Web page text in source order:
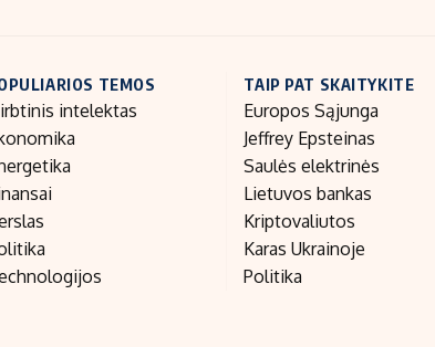
TEMOS
intelektas
TAIP PAT SKAITYKITE
Europos Sąjunga
Jeffrey Epsteinas
Saulės elektrinės
Lietuvos bankas
Kriptovaliutos
Karas Ukrainoje
Politika